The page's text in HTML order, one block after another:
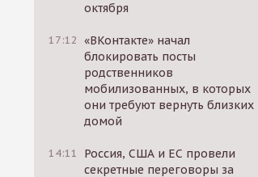
октября
17:12 «ВКонтакте» начал
блокировать посты
родственников
мобилизованных, в которых
они требуют вернуть близких
домой
14:11
Россия, США и ЕС провели
секретные переговоры за